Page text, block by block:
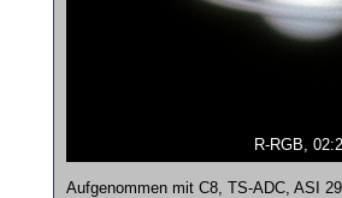
R-RGB,
Aufgenommen mit C8, TS-ADC, ASI